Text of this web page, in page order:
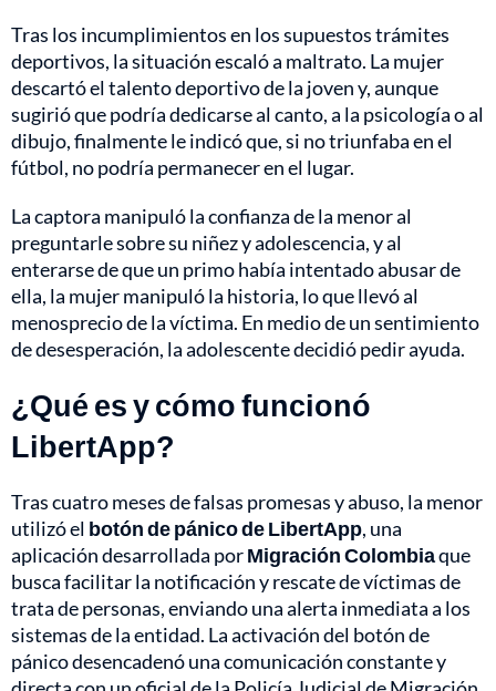
Tras los incumplimientos en los supuestos trámites
deportivos, la situación escaló a maltrato. La mujer
descartó el talento deportivo de la joven y, aunque
sugirió que podría dedicarse al canto, a la psicología o al
dibujo, finalmente le indicó que, si no triunfaba en el
fútbol, no podría permanecer en el lugar.
La captora manipuló la confianza de la menor al
preguntarle sobre su niñez y adolescencia, y al
enterarse de que un primo había intentado abusar de
ella, la mujer manipuló la historia, lo que llevó al
menosprecio de la víctima. En medio de un sentimiento
de desesperación, la adolescente decidió pedir ayuda.
¿Qué es y cómo funcionó
LibertApp?
Tras cuatro meses de falsas promesas y abuso, la menor
utilizó el botón de pánicode LibertApp, una
aplicación desarrollada porMigración Colombiaque
busca facilitar la notificación y rescate de víctimas de
trata de personas, enviando una alerta inmediata a los
sistemas de la entidad. La activación del botón de
pánico desencadenó una comunicación constante y